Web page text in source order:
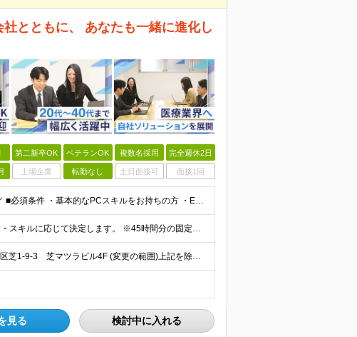
とともに、 あなたも一緒に進化し
第二新卒OK ベテランOK 複数名採用 完全週休2日
上場企業 転勤なし 土日面接可 面接1回
＼20代・30代活躍中！5名以上の積極採用中／ ■必須条件 ・基本的なPCスキルをお持ちの方 ・ExcelまたはGoogleスプレッドシートの利用経験 □未経験OK □第二新卒歓迎 □学歴不問 □フリ
■月給28万円～＋賞与年2回＋各種手当 ※経験・スキルに応じて決定します。 ※45時間分の固定残業代（73,000円～）を含みます。超過分は全額支給します。 ※試用期間3～6ヶ月／給与と待遇変更なし
≪転勤はありません≫ 【東京本社】 東京都港区芝1-9-3 芝マツラビル4F (変更の範囲)上記を除く当社関連勤務地
見る 検討中に入れる